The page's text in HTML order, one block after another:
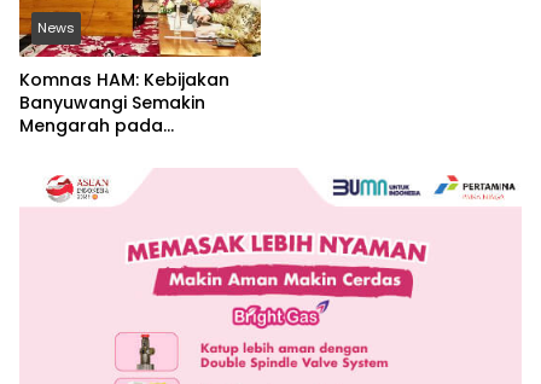
News
Komnas HAM: Kebijakan
Banyuwangi Semakin
Mengarah pada